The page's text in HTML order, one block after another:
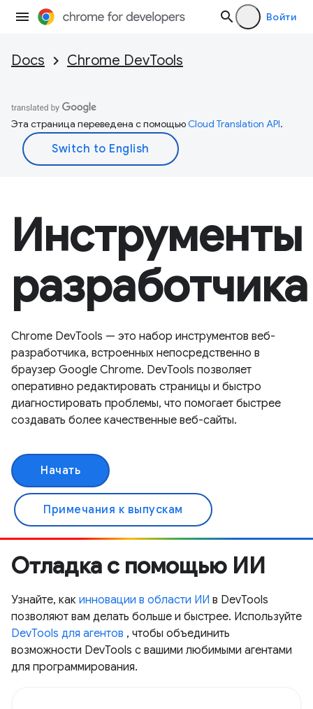
Войти
Docs Chrome DevTools
Эта страница переведена с помощьюCloud Translation API.
Инструменты
разработчика
Chrome DevTools — это набор инструментов веб-
разработчика, встроенных непосредственно в
браузер Google Chrome. DevTools позволяет
оперативно редактировать страницы и быстро
диагностировать проблемы, что помогает быстрее
создавать более качественные веб-сайты.
Начать
Примечания к выпускам
Отладка с помощью ИИ
Узнайте, как инновации в области ИИ в DevTools
позволяют вам делать больше и быстрее. Используйте
DevTools для агентов , чтобы объединить
возможности DevTools с вашими любимыми агентами
для программирования.